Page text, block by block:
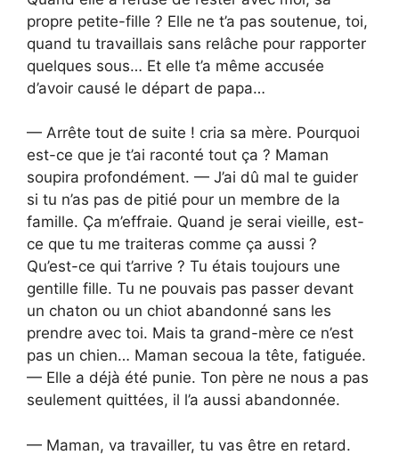
propre petite-fille ? Elle ne t’a pas soutenue, toi,
quand tu travaillais sans relâche pour rapporter
quelques sous… Et elle t’a même accusée
d’avoir causé le départ de papa…
— Arrête tout de suite ! cria sa mère. Pourquoi
est-ce que je t’ai raconté tout ça ? Maman
soupira profondément. — J’ai dû mal te guider
si tu n’as pas de pitié pour un membre de la
famille. Ça m’effraie. Quand je serai vieille, est-
ce que tu me traiteras comme ça aussi ?
Qu’est-ce qui t’arrive ? Tu étais toujours une
gentille fille. Tu ne pouvais pas passer devant
un chaton ou un chiot abandonné sans les
prendre avec toi. Mais ta grand-mère ce n’est
pas un chien… Maman secoua la tête, fatiguée.
— Elle a déjà été punie. Ton père ne nous a pas
seulement quittées, il l’a aussi abandonnée.
— Maman, va travailler, tu vas être en retard.